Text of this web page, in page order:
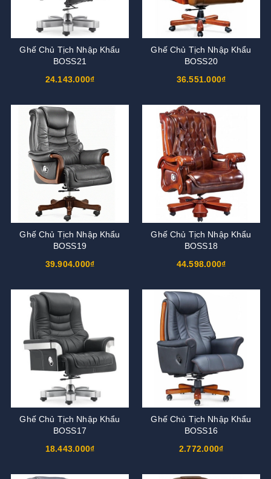
Ghế Chủ Tịch Nhập Khẩu
BOSS21
24.143.000₫
Ghế Chủ Tịch Nhập Khẩu
BOSS20
36.551.000₫
Ghế Chủ Tịch Nhập Khẩu
BOSS19
39.904.000₫
Ghế Chủ Tịch Nhập Khẩu
BOSS18
44.598.000₫
Ghế Chủ Tịch Nhập Khẩu
BOSS17
18.443.000₫
Ghế Chủ Tịch Nhập Khẩu
BOSS16
2.772.000₫